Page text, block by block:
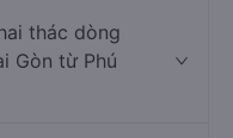
thác dòng
Gòn từ Phú